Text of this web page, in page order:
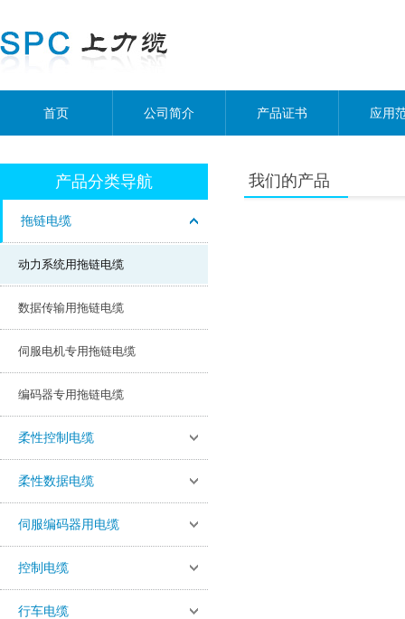
首页 公司简介 产品证书 应用
产品分类导航
拖链电缆
动力系统用拖链电缆
数据传输用拖链电缆
伺服电机专用拖链电缆
编码器专用拖链电缆
柔性控制电缆
柔性数据电缆
伺服编码器用电缆
控制电缆
行车电缆
我们的产品